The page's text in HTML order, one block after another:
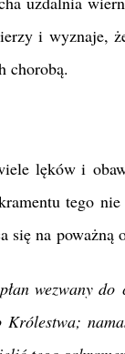
i wyznaje,
chorobą.
lęków i
tego
się na poważną
wezwany